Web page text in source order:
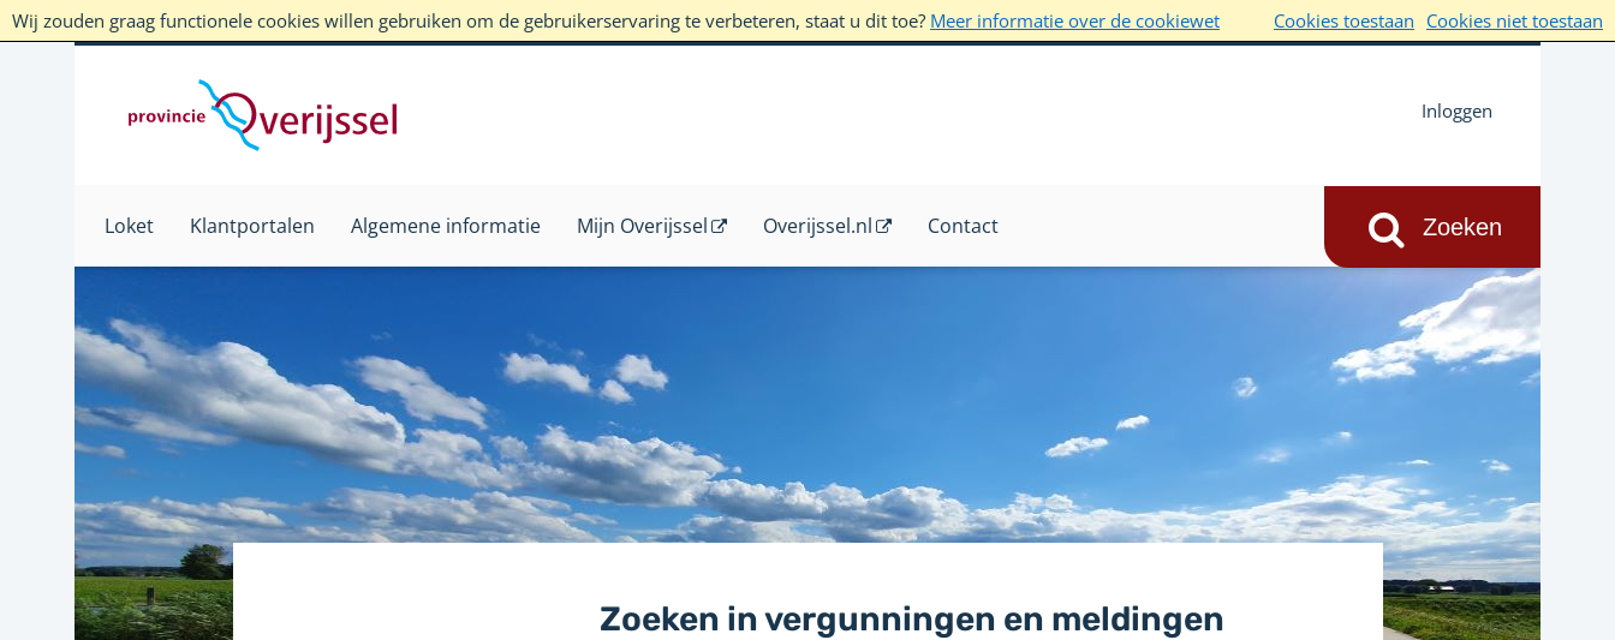
Wij zouden graag functionele cookies willen gebruiken om de gebruikerservaring te verbeteren, staat u dit toe? Meer informatie over de cookiewet Cookies toestaan Cookies niet toestaan
Inloggen
Loket Klantportalen Algemene informatie Mijn Overijssel Overijssel.nl Contact
Zoeken in vergunningen en meldingen